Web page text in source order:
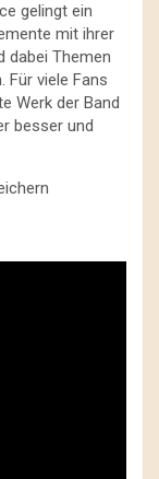
gelingt ein
mit ihrer
dabei Themen
Für viele Fans
Werk der Band
besser und